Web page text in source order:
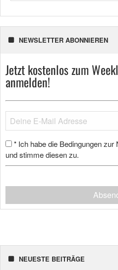
NEWSLETTER ABONNIEREN
Jetzt kostenlos zum
anmelden!
* Ich habe die Bedingungen
und stimme diesen zu.
NEUESTE BEITRÄGE